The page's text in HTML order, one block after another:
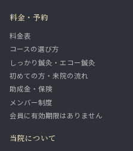
料金・予約
料金表
コースの選び方
しっかり鍼灸・エコー鍼灸
初めての方・来院の流れ
助成金・保険
メンバー制度
会員に有効期限はありません
当院について